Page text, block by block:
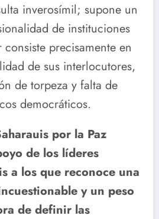
inverosímil; supone un
de instituciones
precisamente en
de sus interlocutores,
de torpeza y falta de
democráticos.
por la Paz
de los líderes
a los que reconoce una
y un peso
de definir las